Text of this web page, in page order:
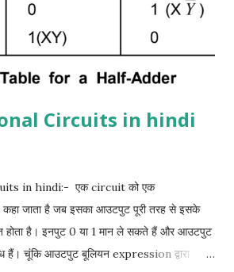
Circuits in hindi
in hindi:- एक circuit को एक
जाता है जब इसका आउटपुट पूरी तरह से इसके
होता है। इनपुट 0 या 1 मान ले सकते हैं और आउटपुट
हैं। चूंकि आउटपुट बूलियन expression द्वारा